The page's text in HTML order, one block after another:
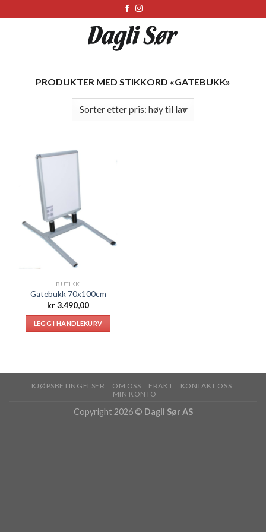
to
PRODUKTER MED STIKKORD «GATEBUKK»
BUTIKK
Gatebukk 70x100cm
kr3.490,00
LEGG I HANDLEKURV
KJØPSBETINGELSER OM OSS FRAKT
KONTAKT OSS
MIN KONTO
Copyright 2026 © Dagli Sør AS